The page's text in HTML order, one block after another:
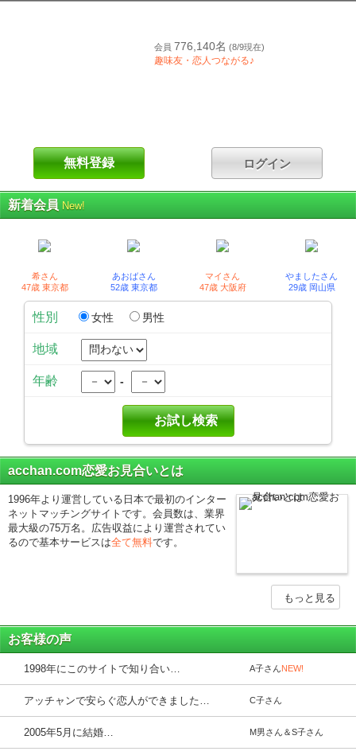
会員 776,140名 (8/9現在)
趣味友・恋人つながる♪
新着会員 New!
希さん
47歳 東京都
あおばさん
52歳 東京都
マイさん
47歳 大阪府
やましたさん
29歳 岡山県
性別 女性 男性
地域
年齢 -
お試し検索
acchan.com恋愛お見合いとは
1996年より運営している日本で最初のインター
ネットマッチングサイトです。会員数は、業界
最大級の75万名。広告収益により運営されてい
るので基本サービスは全て無料です。
お客様の声
1998年にこのサイトで知り合い… A子さんNEW!
アッチャンで安らぐ恋人ができました… C子さん
2005年5月に結婚… M男さん＆S子さん